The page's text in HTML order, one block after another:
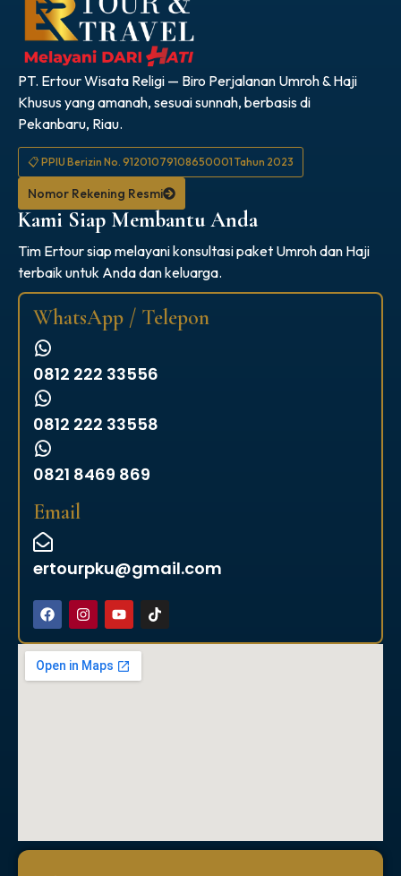
PT. Ertour Wisata Religi — Biro Perjalanan Umroh & Haji
Khusus yang amanah, sesuai sunnah, berbasis di
Pekanbaru, Riau.
📋 PPIU Berizin No. 91201079108650001 Tahun 2023
Nomor Rekening Resmi
Kami Siap Membantu Anda
Tim Ertour siap melayani konsultasi paket Umroh dan Haji
terbaik untuk Anda dan keluarga.
WhatsApp / Telepon
0812 222 33556
0812 222 33558
0821 8469 869
Email
ertourpku@gmail.com